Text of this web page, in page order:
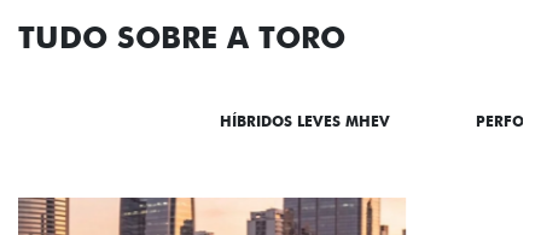
TUDO SOBRE A TORO
HÍBRIDOS LEVES MHEV